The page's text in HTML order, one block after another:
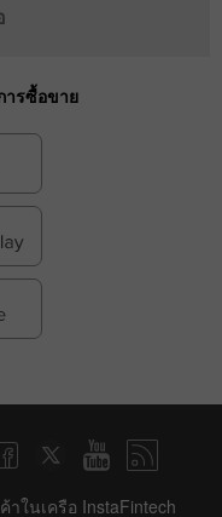
รซื้อขาย
ในเครือ InstaFintech